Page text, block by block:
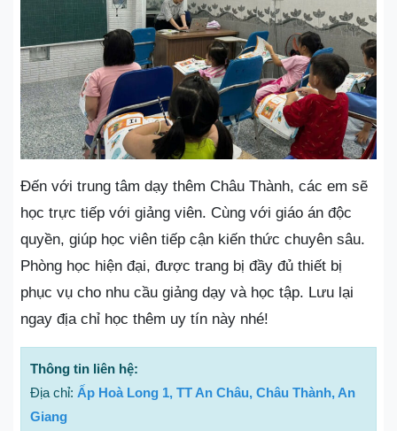
Đến với trung tâm dạy thêm Châu Thành, các em sẽ
học trực tiếp với giảng viên. Cùng với giáo án độc
quyền, giúp học viên tiếp cận kiến thức chuyên sâu.
Phòng học hiện đại, được trang bị đầy đủ thiết bị
phục vụ cho nhu cầu giảng dạy và học tập. Lưu lại
ngay địa chỉ học thêm uy tín này nhé!
Thông tin liên hệ:
Địa chỉ: Ấp Hoà Long 1, TT An Châu, Châu Thành, An
Giang